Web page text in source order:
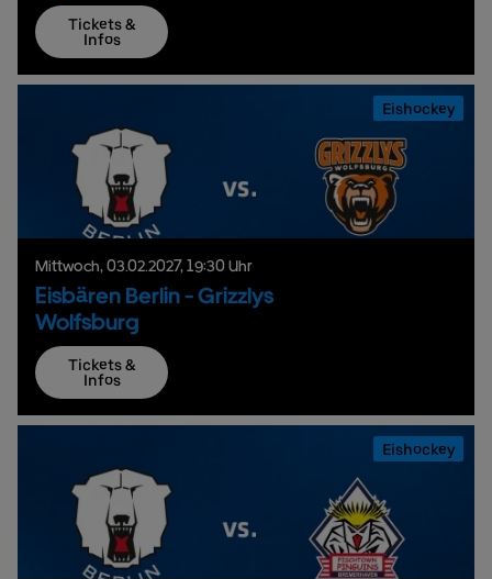
Tickets &
Infos
Eishockey
Mittwoch,03.02.2027,19:30 Uhr
Eisbären Berlin - Grizzlys
Wolfsburg
Tickets &
Infos
Eishockey